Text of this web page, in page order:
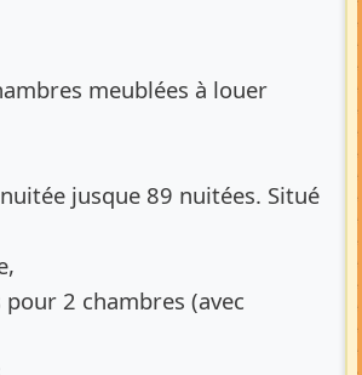
meublées à louer
jusque 89 nuitées. Situé
pour 2 chambres (avec